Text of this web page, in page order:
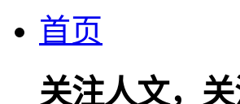
首页
关注人文，